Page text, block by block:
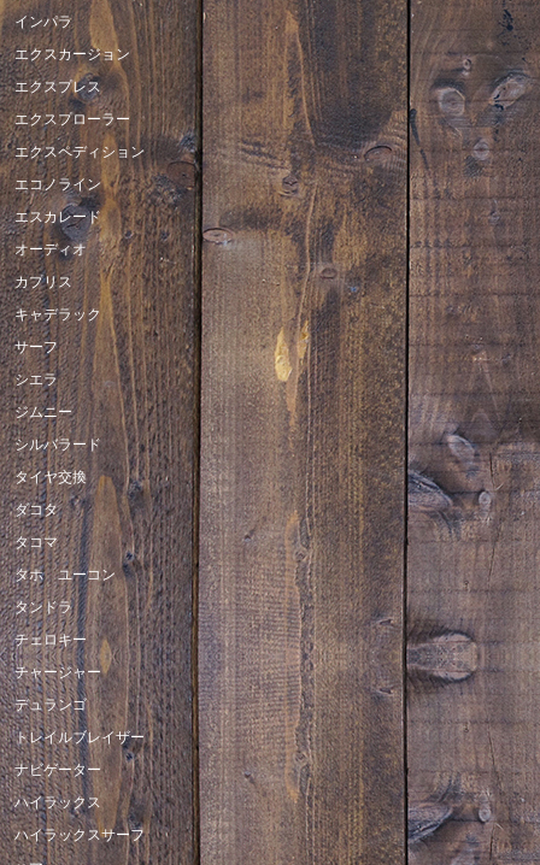
インパラ
エクスカージョン
エクスプレス
エクスプローラー
エクスペディション
エコノライン
エスカレード
オーディオ
カプリス
キャデラック
サーフ
シエラ
ジムニー
シルバラード
タイヤ交換
ダコタ
タコマ
タホ ユーコン
タンドラ
チェロキー
チャージャー
デュランゴ
トレイルブレイザー
ナビゲーター
ハイラックス
ハイラックスサーフ